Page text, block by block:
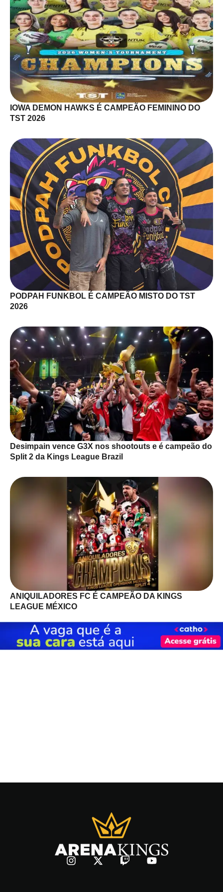
IOWA DEMON HAWKS É CAMPEÃO FEMININO DO
TST 2026
PODPAH FUNKBOL É CAMPEÃO MISTO DO TST
2026
Desimpain vence G3X nos shootouts e é campeão do
Split 2 da Kings League Brazil
ANIQUILADORES FC É CAMPEÃO DA KINGS
LEAGUE MÉXICO